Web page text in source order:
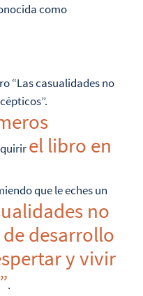
como
“Las casualidades no
el libro en
que le eches un
no
desarrollo
y vivir
.